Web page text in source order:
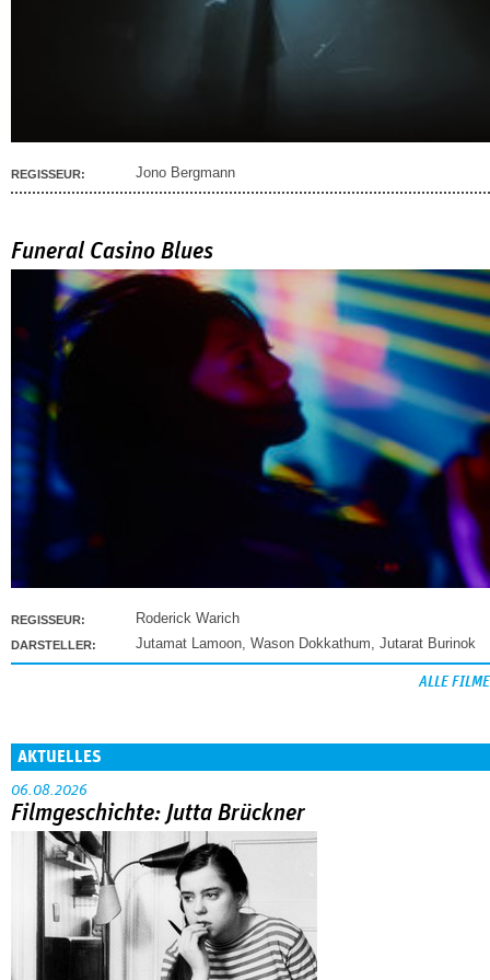
REGISSEUR: Jono Bergmann
Funeral Casino Blues
REGISSEUR: Roderick Warich
DARSTELLER: Jutamat Lamoon Wason Dokkathum Jutarat Burinok
ALLE FILME
AKTUELLES
06.08.2026
Filmgeschichte: Jutta Brückner